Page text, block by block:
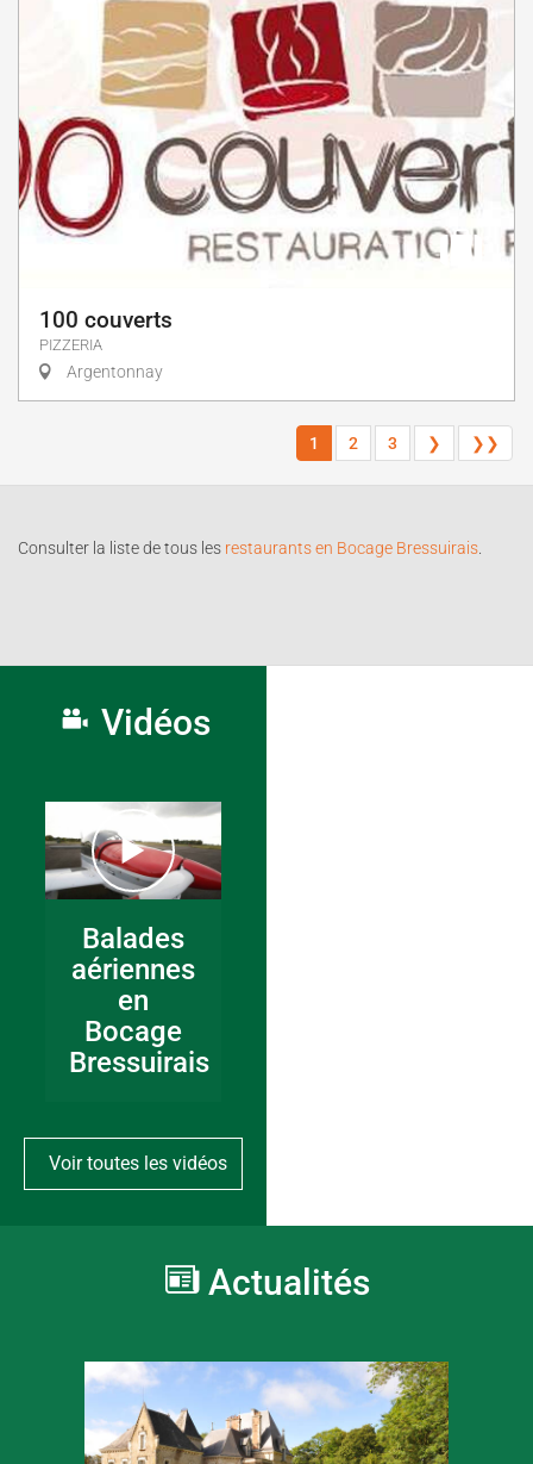
100 couverts
PIZZERIA
Argentonnay
1 2 3 ❯ ❯❯
Consulter la liste de tous les restaurants en Bocage Bressuirais
Vidéos
Balades
aériennes
en
Bocage
Bressuirais
Voir toutes les vidéos
Actualités